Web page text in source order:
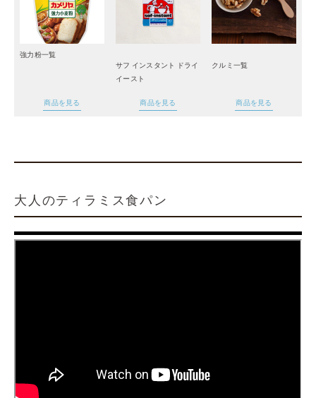
強力粉一覧
商品を見る
サフ インスタント ドライ
イースト
商品を見る
クルミ一覧
商品を見る
大人のティラミス食パン